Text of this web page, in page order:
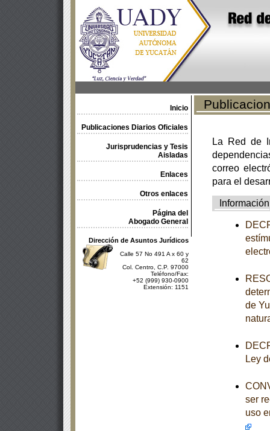
Inicio
Publicaciones Diarios Oficiales
Jurisprudencias y Tesis
Aisladas
Enlaces
Otros enlaces
Página del
Abogado General
Dirección de Asuntos Jurídicos
Calle 57 No 491 A x 60 y
62
Col. Centro, C.P. 97000
Teléfono/Fax:
+52 (999) 930-0900
Extensión: 1151
La Red de
correo
para el
Información
de
Ley
ser
uso